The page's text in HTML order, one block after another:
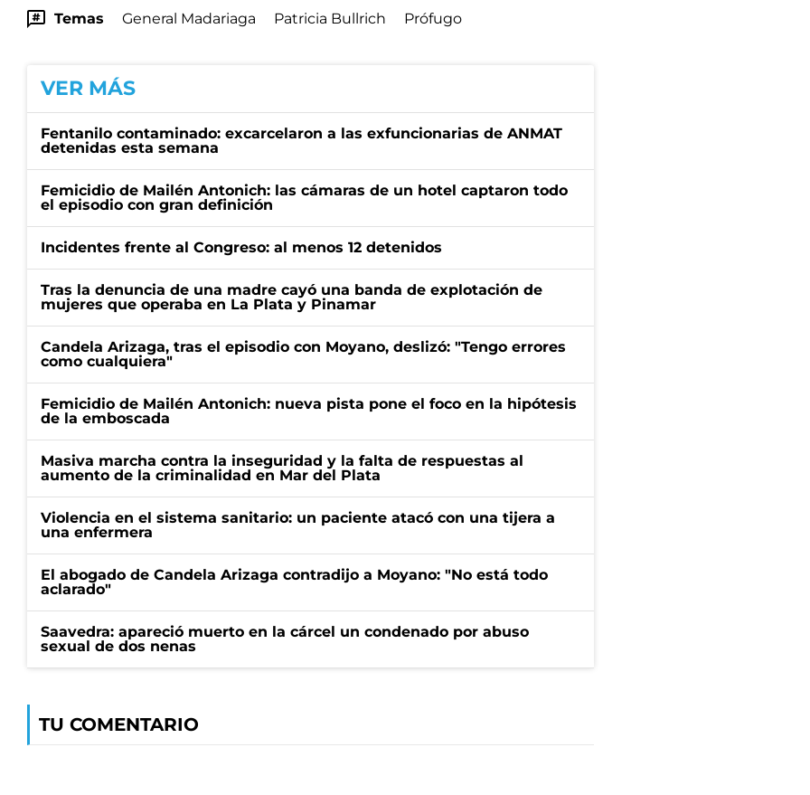
Temas General Madariaga Patricia Bullrich Prófugo
VER MÁS
Fentanilo contaminado: excarcelaron a las exfuncionarias de ANMAT
detenidas esta semana
Femicidio de Mailén Antonich: las cámaras de un hotel captaron todo
el episodio con gran definición
Incidentes frente al Congreso: al menos 12 detenidos
Tras la denuncia de una madre cayó una banda de explotación de
mujeres que operaba en La Plata y Pinamar
Candela Arizaga, tras el episodio con Moyano, deslizó: "Tengo errores
como cualquiera"
Femicidio de Mailén Antonich: nueva pista pone el foco en la hipótesis
de la emboscada
Masiva marcha contra la inseguridad y la falta de respuestas al
aumento de la criminalidad en Mar del Plata
Violencia en el sistema sanitario: un paciente atacó con una tijera a
una enfermera
El abogado de Candela Arizaga contradijo a Moyano: "No está todo
aclarado"
Saavedra: apareció muerto en la cárcel un condenado por abuso
sexual de dos nenas
TU COMENTARIO